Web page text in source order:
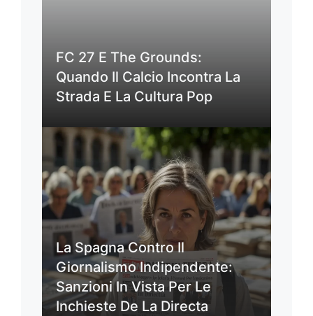
FC 27 E The Grounds:
Quando Il Calcio Incontra La
Strada E La Cultura Pop
La Spagna Contro Il
Giornalismo Indipendente:
Sanzioni In Vista Per Le
Inchieste De La Directa